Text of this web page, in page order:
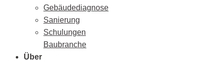
Gebäudediagnose
Sanierung
Schulungen
Baubranche
Über